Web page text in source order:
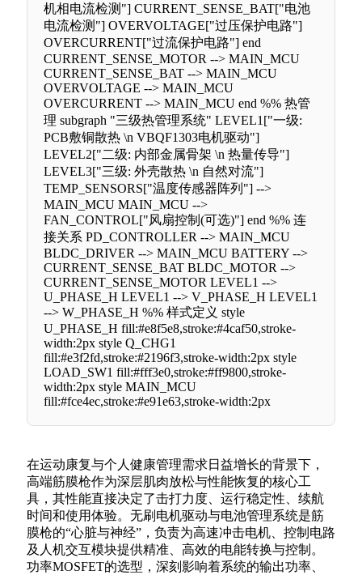
机相电流检测"] CURRENT_SENSE_BAT["电池
电流检测"] OVERVOLTAGE["过压保护电路"]
OVERCURRENT["过流保护电路"] end
CURRENT_SENSE_MOTOR --> MAIN_MCU
CURRENT_SENSE_BAT --> MAIN_MCU
OVERVOLTAGE --> MAIN_MCU
OVERCURRENT --> MAIN_MCU end %% 热管
理 subgraph "三级热管理系统" LEVEL1["一级:
PCB敷铜散热 \n VBQF1303电机驱动"]
LEVEL2["二级: 内部金属骨架 \n 热量传导"]
LEVEL3["三级: 外壳散热 \n 自然对流"]
TEMP_SENSORS["温度传感器阵列"] -->
MAIN_MCU MAIN_MCU -->
FAN_CONTROL["风扇控制(可选)"] end %% 连
接关系 PD_CONTROLLER --> MAIN_MCU
BLDC_DRIVER --> MAIN_MCU BATTERY -->
CURRENT_SENSE_BAT BLDC_MOTOR -->
CURRENT_SENSE_MOTOR LEVEL1 -->
U_PHASE_H LEVEL1 --> V_PHASE_H LEVEL1
--> W_PHASE_H %% 样式定义 style
U_PHASE_H fill:#e8f5e8,stroke:#4caf50,stroke-
width:2px style Q_CHG1
fill:#e3f2fd,stroke:#2196f3,stroke-width:2px style
LOAD_SW1 fill:#fff3e0,stroke:#ff9800,stroke-
width:2px style MAIN_MCU
fill:#fce4ec,stroke:#e91e63,stroke-width:2px
在运动康复与个人健康管理需求日益增长的背景下，
高端筋膜枪作为深层肌肉放松与性能恢复的核心工
具，其性能直接决定了击打力度、运行稳定性、续航
时间和使用体验。无刷电机驱动与电池管理系统是筋
膜枪的“心脏与神经”，负责为高速冲击电机、控制电路
及人机交互模块提供精准、高效的电能转换与控制。
功率MOSFET的选型，深刻影响着系统的输出功率、